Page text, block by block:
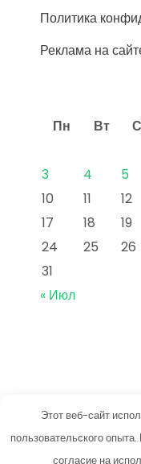
Политика
Реклама на
Пн
Вт
3
4 5
10
11 12
17
18 19
24
25 26
31
« Июл
Этот веб-сайт
пользовательского
согласие на